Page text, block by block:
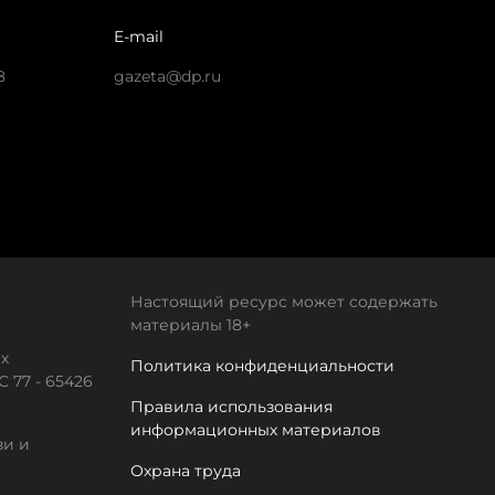
E-mail
gazeta@dp.ru
77 - 65426
и
Настоящий ресурс может содержать
материалы 18+
Политика конфиденциальности
Правила использования
информационных материалов
Охрана труда